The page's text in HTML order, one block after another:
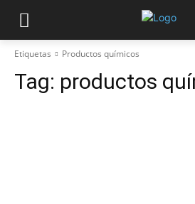
Etiquetas Productos químicos
Tag: productos